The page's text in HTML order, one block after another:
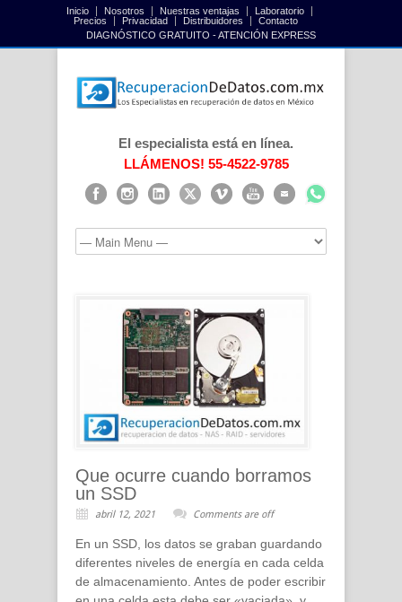
Inicio Nosotros Nuestras ventajas
Laboratorio
Precios
Privacidad Distribuidores
Contacto
DIAGNÓSTICO GRATUITO - ATENCIÓN EXPRESS
El especialista está en línea.
LLÁMENOS! 55-4522-9785
Que ocurre cuando borramos
un SSD
abril 12, 2021 Comments are off
En un SSD, los datos se graban guardando
diferentes niveles de energía en cada celda
de almacenamiento. Antes de poder escribir